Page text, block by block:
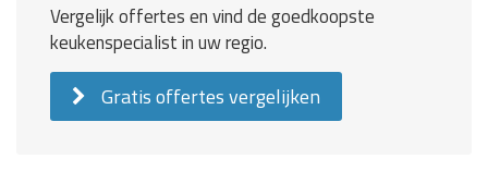
Vergelijk offertes en vind de goedkoopste
keukenspecialist in uw regio.
Gratis offertes vergelijken